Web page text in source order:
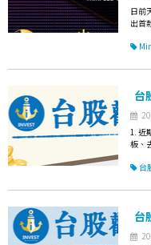
日前
出首
台
1. 近
板、
台
台